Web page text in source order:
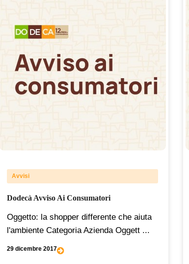
Avvisi
Dodecà Avviso Ai Consumatori
Oggetto: la shopper differente che aiuta
l'ambiente Categoria Azienda Oggett ...
29 dicembre 2017